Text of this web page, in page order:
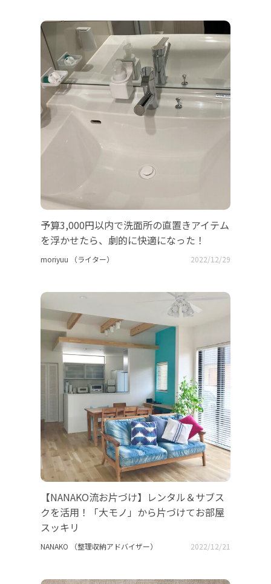
予算3,000円以内で洗面所の直置きアイテム
を浮かせたら、劇的に快適になった！
moriyuu （ライター） 2022/12/29
【NANAKO流お片づけ】レンタル＆サブス
クを活用！「大モノ」から片づけてお部屋
スッキリ
NANAKO （整理収納アドバイザー） 2022/12/21